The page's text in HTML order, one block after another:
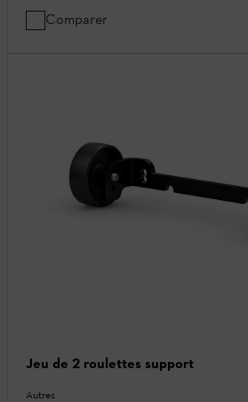
Comparer
Jeu de 2 roulettes support
Autres